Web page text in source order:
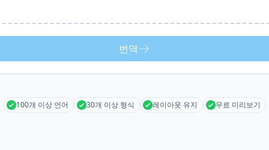
번역
100개 이상 언어 30개 이상 형식 레이아웃 유지 무료 미리보기